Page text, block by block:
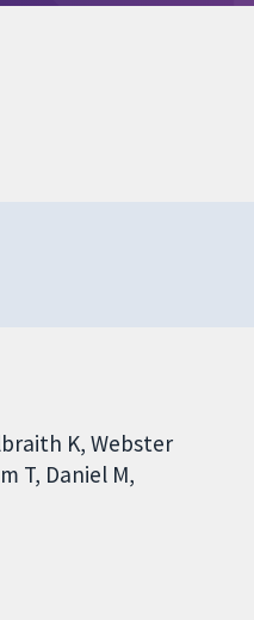
K Webster
T Daniel M